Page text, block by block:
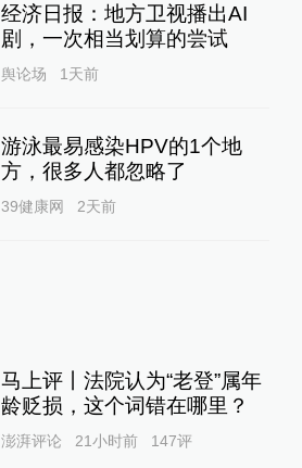
经济日报：地方卫视播出AI
剧，一次相当划算的尝试
舆论场 1天前
游泳最易感染HPV的1个地
方，很多人都忽略了
39健康网 2天前
马上评丨法院认为“老登”属年
龄贬损，这个词错在哪里？
澎湃评论 21小时前 147评